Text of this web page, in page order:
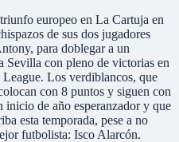
europeo en La Cartuja en
de sus dos jugadores
para doblegar a un
Sevilla con pleno de victorias en
Los verdiblancos, que
con 8 puntos y siguen con
inicio de año esperanzador y que
esta temporada, pese a no
futbolista: Isco Alarcón.